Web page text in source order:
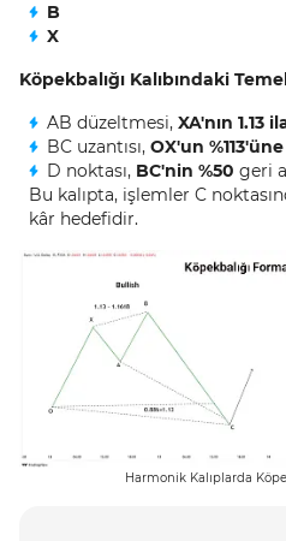
B
X
Köpekbalığı Kalıbındaki
AB düzeltmesi, XA'nın 1.13
BC uzantısı, OX'un %113'üne
D noktası, BC'nin %50 geri
Bu kalıpta, işlemler C
kâr hedefidir.
Harmonik Kalıplarda